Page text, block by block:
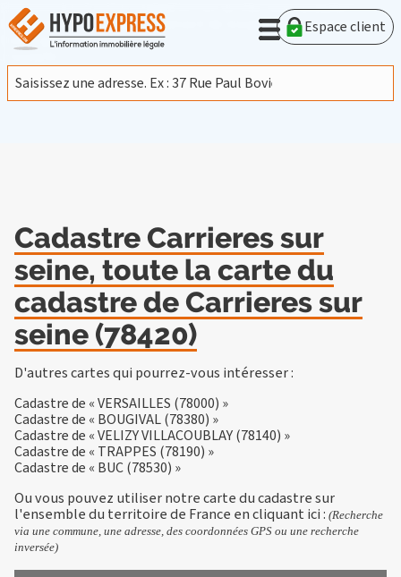
En poursuivant votre navigation sur ce site, vous acceptez
l'utilisation de cookies provenant de Google afin d'analyser le
trafic.En savoir plus
J'accepte
Espace client
Cadastre Carrieres sur
seine, toute la carte du
cadastre de Carrieres sur
seine (78420)
D'autres cartes qui pourrez-vous intéresser :
Cadastre de « VERSAILLES (78000) »
Cadastre de « BOUGIVAL (78380) »
Cadastre de « VELIZY VILLACOUBLAY (78140) »
Cadastre de « TRAPPES (78190) »
Cadastre de « BUC (78530) »
Ou vous pouvez utiliser notre carte du cadastre sur
l'ensemble du territoire de France encliquant ici: (Recherche
via une commune, une adresse, des coordonnées GPS ou une recherche
inversée)